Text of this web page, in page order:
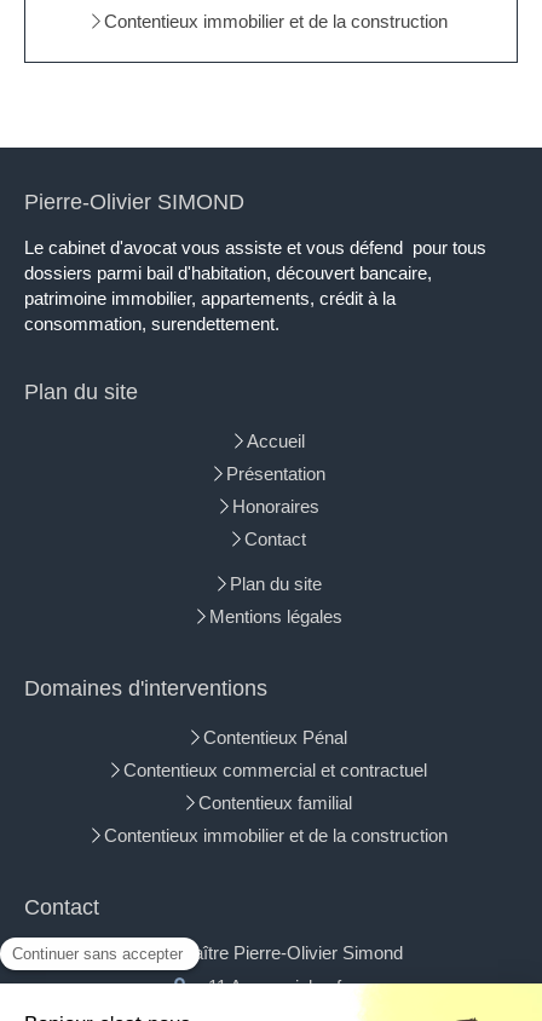
Contentieux immobilier et de la construction
Pierre-Olivier SIMOND
Le cabinet d'avocat vous assiste et vous défend pour tous
dossiers parmi bail d'habitation, découvert bancaire,
patrimoine immobilier, appartements, crédit à la
consommation, surendettement.
Plan du site
Accueil
Présentation
Honoraires
Contact
Plan du site
Mentions légales
Domaines d'interventions
Contentieux Pénal
Contentieux commercial et contractuel
Contentieux familial
Contentieux immobilier et de la construction
Contact
Maître Pierre-Olivier Simond
11 Avenue jules ferry
Annemasse